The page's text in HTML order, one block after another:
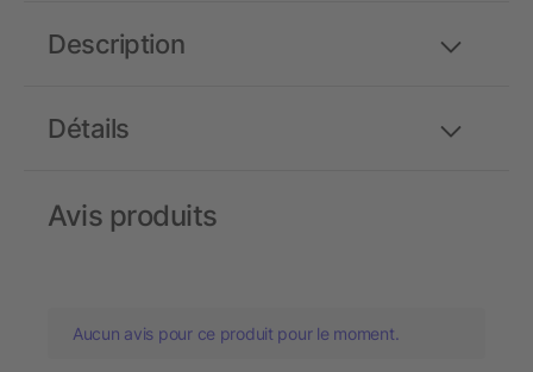
Détails
Description
Avis produits
Aucun avis pour ce produit pour le moment.